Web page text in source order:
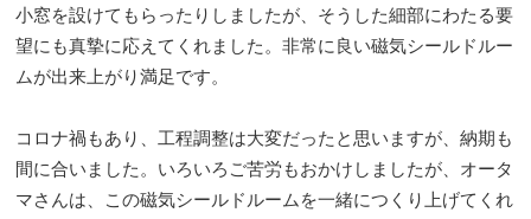
小窓を設けてもらったりしましたが、そうした細部にわたる要
望にも真摯に応えてくれました。非常に良い磁気シールドルー
ムが出来上がり満足です。
コロナ禍もあり、工程調整は大変だったと思いますが、納期も
間に合いました。いろいろご苦労もおかけしましたが、オータ
マさんは、この磁気シールドルームを一緒につくり上げてくれ